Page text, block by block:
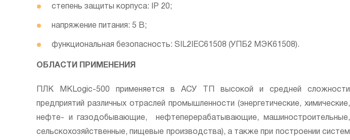
степень защиты корпуса: IP 20;
напряжение питания: 5 В;
функциональная безопасность: SIL2IEC61508 (УПБ2 МЭК61508).
ОБЛАСТИ ПРИМЕНЕНИЯ
ПЛК MKLogic-500 применяется в АСУ ТП высокой и средней сложности
предприятий различных отраслей промышленности (энергетические, химические,
нефте- и газодобывающие, нефтеперерабатывающие, машиностроительные,
сельскохозяйственные, пищевые производства), а также при построении систем